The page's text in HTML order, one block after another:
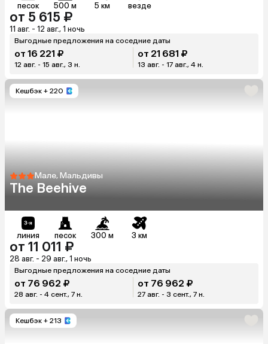
песок 500 м 5 км везде
от 5 615 ₽
11 авг. - 12 авг., 1 ночь
Выгодные предложения на соседние даты
от 16 221 ₽
12 авг. - 15 авг., 3 н.
от 21 681 ₽
13 авг. - 17 авг., 4 н.
Кешбэк + 220
Мале, Мальдивы
The Beehive
линия песок 300 м 3 км
от 11 011 ₽
28 авг. - 29 авг., 1 ночь
Выгодные предложения на соседние даты
от 76 962 ₽
28 авг. - 4 сент., 7 н.
от 76 962 ₽
27 авг. - 3 сент., 7 н.
Кешбэк + 213